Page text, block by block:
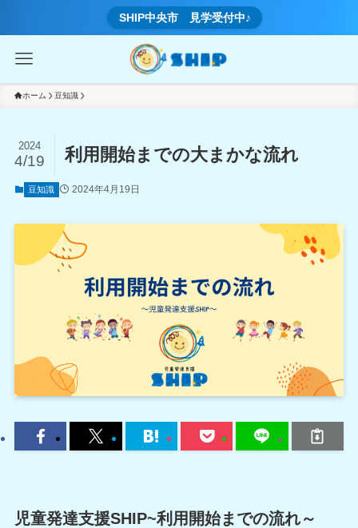
SHIP中央市 見学受付中♪
ホーム 豆知識
利用開始までの大まかな流れ
2024
4/19
豆知識 2024年4月19日
児童発達支援SHIP~利用開始までの流れ～